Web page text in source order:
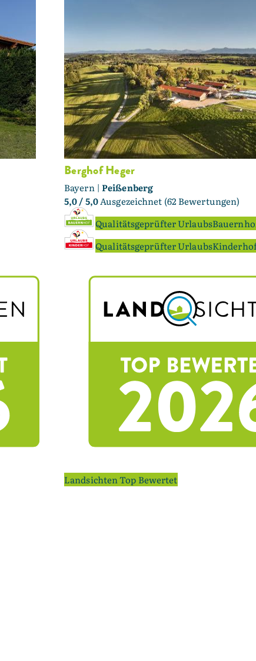
Berghof Heger
Bayern | Peißenberg
5,0/ 5,0Ausgezeichnet (62 Bewertungen)
Qualitätsgeprüfter
Qualitätsgeprüfter
Landsichten Top Bewertet